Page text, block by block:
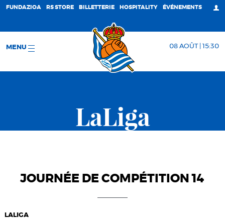
FUNDAZIOA RS STORE BILLETTERIE HOSPITALITY ÉVÉNEMENTS
MENU 08 AOÛT | 15:30
LaLiga
JOURNÉE DE COMPÉTITION 14
LALIGA